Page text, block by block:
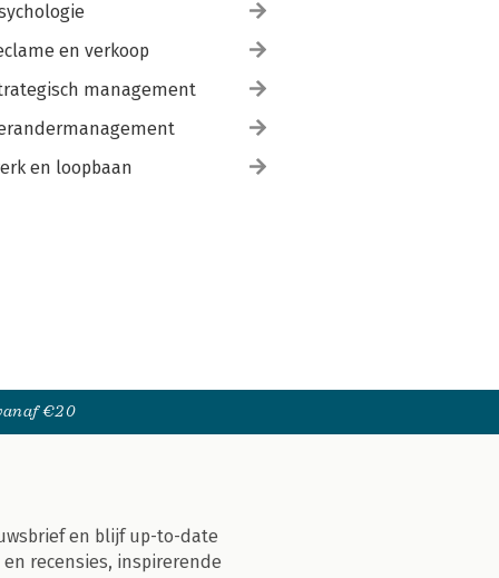
en verkoop
management
en loopbaan
€20
en blijf up-to-date
recensies, inspirerende